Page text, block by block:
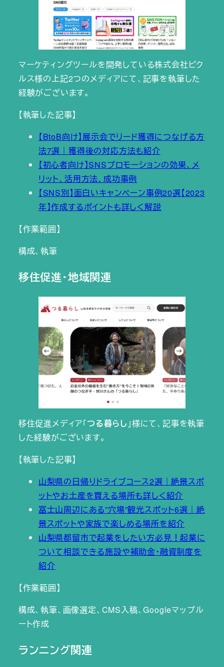
マーケティングツールを開発している株式会社ピク
ルス様の上記2つのメディアにて、記事を執筆した
経験がございます。
【執筆した記事】
【BtoB向け】展示会でリード獲得につなげる方
法7選｜獲得後の対応方法も紹介
【初心者向け】SNSプロモーションの効果、メ
リット、活用方法、成功事例
【SNS別】面白いキャンペーン事例20選【2023
年】作成するポイントも詳しく解説
【作業範囲】
構成、執筆
移住促進・地域関連
移住促進メディア「つる暮らし 」様にて、記事を執筆
した経験がございます。
【執筆した記事】
山梨県の日帰りドライブコース2選｜絶景スポ
ットやお土産を買える場所も詳しく紹介
富士山周辺にある”穴場”観光スポット6選｜絶
景スポットや家族で楽しめる場所を紹介
山梨県都留市で起業をしたい方必見！起業に
ついて相談できる施設や補助金・融資制度を
紹介
【作業範囲】
構成、執筆、画像選定、CMS入稿、Googleマップル
ート作成
ランニング関連